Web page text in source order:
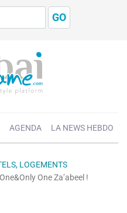
GO
AGENDA LA NEWS HEBDO
LOGEMENTS
One Za’abeel !